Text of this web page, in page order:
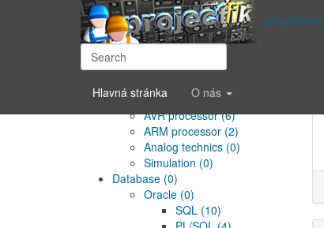
projectik.eu
Hlavná stránka O nás
Hlavné menu
Operating systems
Windows(0)
Electronics(5)
AVR processor(6)
ARM processor (2)
Analog technics (0)
Simulation (0)
Database (0)
Oracle (0)
SQL (10)